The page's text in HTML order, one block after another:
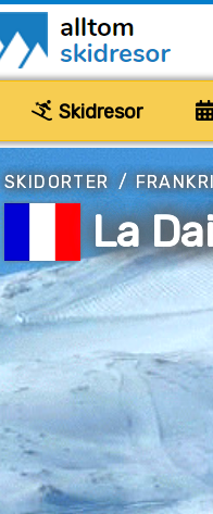
Skidresor
SKIDORTER /
La